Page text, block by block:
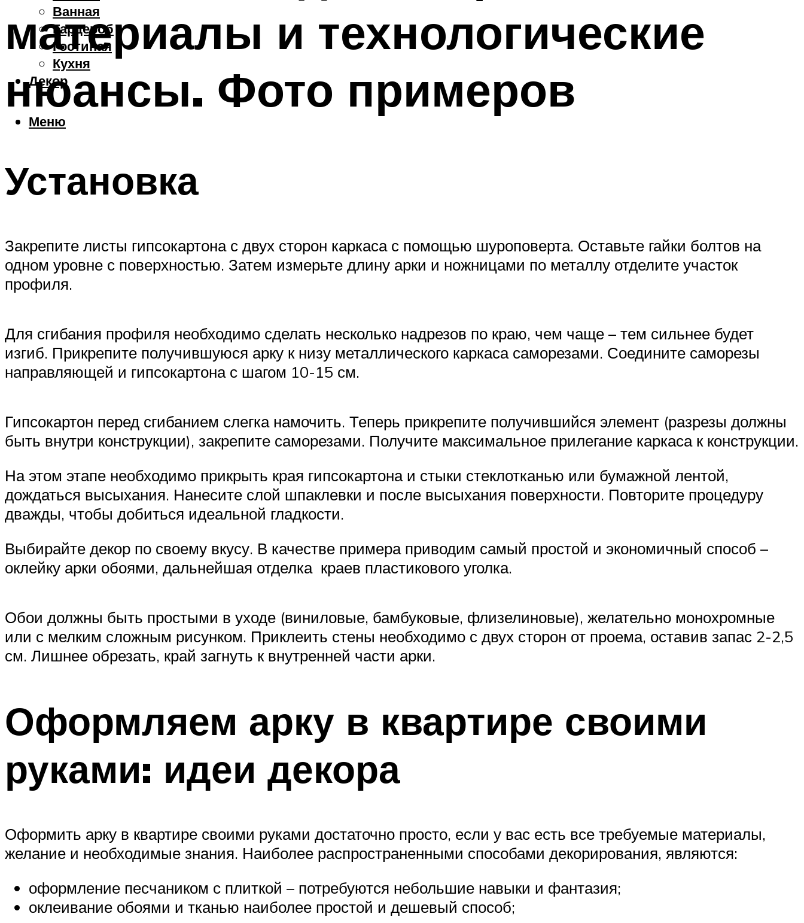
Ванная
Гардероб
Гостиная
Кухня
Декор
Меню
материалы и технологические
нюансы. Фото примеров
Установка
Закрепите листы гипсокартона с двух сторон каркаса с помощью шуроповерта. Оставьте гайки болтов на
одном уровне с поверхностью. Затем измерьте длину арки и ножницами по металлу отделите участок
профиля.
Для сгибания профиля необходимо сделать несколько надрезов по краю, чем чаще – тем сильнее будет
изгиб. Прикрепите получившуюся арку к низу металлического каркаса саморезами. Соедините саморезы
направляющей и гипсокартона с шагом 10-15 см.
Гипсокартон перед сгибанием слегка намочить. Теперь прикрепите получившийся элемент (разрезы должны
быть внутри конструкции), закрепите саморезами. Получите максимальное прилегание каркаса к конструкции.
На этом этапе необходимо прикрыть края гипсокартона и стыки стеклотканью или бумажной лентой,
дождаться высыхания. Нанесите слой шпаклевки и после высыхания поверхности. Повторите процедуру
дважды, чтобы добиться идеальной гладкости.
Выбирайте декор по своему вкусу. В качестве примера приводим самый простой и экономичный способ –
оклейку арки обоями, дальнейшая отделка краев пластикового уголка.
Обои должны быть простыми в уходе (виниловые, бамбуковые, флизелиновые), желательно монохромные
или с мелким сложным рисунком. Приклеить стены необходимо с двух сторон от проема, оставив запас 2-2,5
см. Лишнее обрезать, край загнуть к внутренней части арки.
Оформляем арку в квартире своими
руками: идеи декора
Оформить арку в квартире своими руками достаточно просто, если у вас есть все требуемые материалы,
желание и необходимые знания. Наиболее распространенными способами декорирования, являются:
оформление песчаником с плиткой – потребуются небольшие навыки и фантазия;
оклеивание обоями и тканью наиболее простой и дешевый способ;